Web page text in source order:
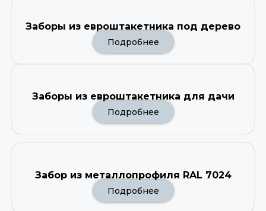
Заборы из евроштакетника под дерево
Подробнее
Заборы из евроштакетника для дачи
Подробнее
Забор из металлопрофиля RAL 7024
Подробнее